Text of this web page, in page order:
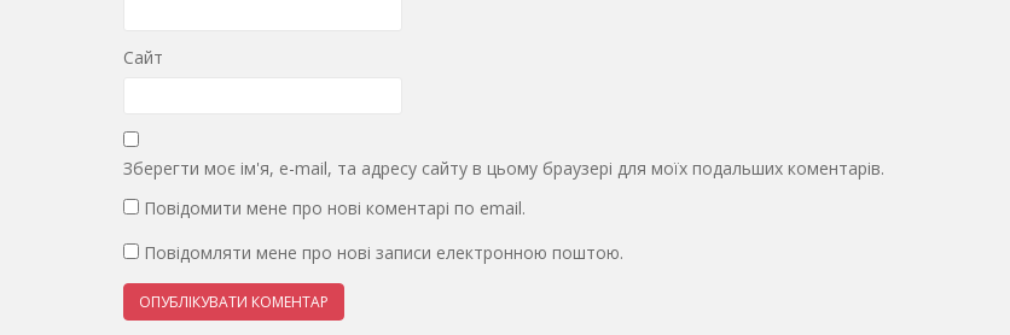
Сайт
Зберегти моє ім'я, e-mail, та адресу сайту в цьому браузері для моїх подальших коментарів.
Повідомити мене про нові коментарі по email.
Повідомляти мене про нові записи електронною поштою.